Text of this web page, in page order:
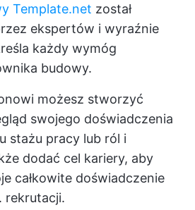
Template.net został
ekspertów i wyraźnie
każdy wymóg
budowy.
możesz stworzyć
swojego doświadczenia
stażu pracy lub ról i
dodać cel kariery, aby
całkowite doświadczenie
rekrutacji.